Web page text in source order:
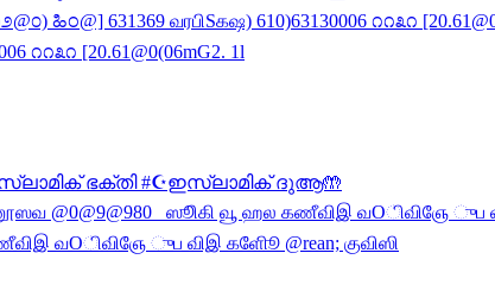
ഇസ്ലാമിക് ഭക്തി #☪️ഇസ്ലാമിക് ദുആ🤲